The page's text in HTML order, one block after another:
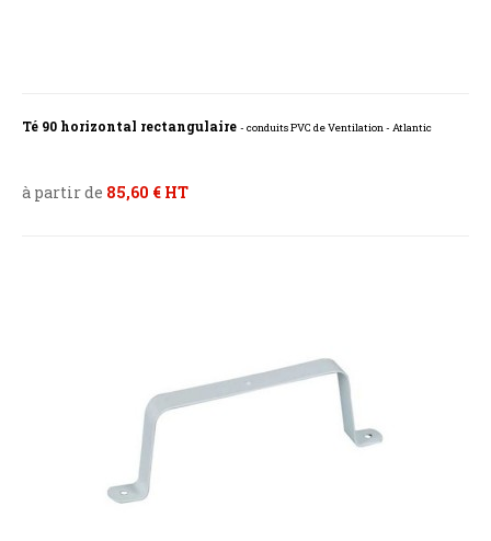
Té 90 horizontal rectangulaire - conduits PVC de Ventilation - Atlantic
à partir de 85,60 € HT